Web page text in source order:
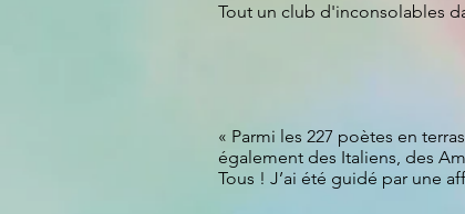
Tout un club d'inconsolables
« Parmi les 227 poètes en
également des Italiens, des
Tous ! J’ai été guidé par une